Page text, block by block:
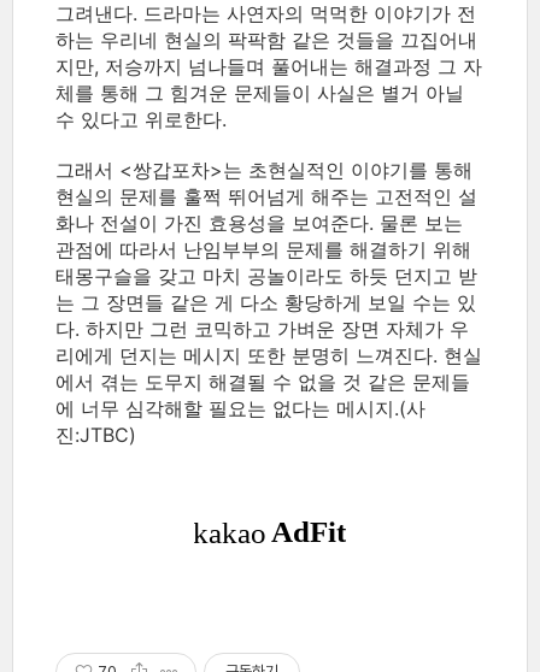
그려낸다. 드라마는 사연자의 먹먹한 이야기가 전
하는 우리네 현실의 팍팍함 같은 것들을 끄집어내
지만, 저승까지 넘나들며 풀어내는 해결과정 그 자
체를 통해 그 힘겨운 문제들이 사실은 별거 아닐
수 있다고 위로한다.
그래서 <쌍갑포차>는 초현실적인 이야기를 통해
현실의 문제를 훌쩍 뛰어넘게 해주는 고전적인 설
화나 전설이 가진 효용성을 보여준다. 물론 보는
관점에 따라서 난임부부의 문제를 해결하기 위해
태몽구슬을 갖고 마치 공놀이라도 하듯 던지고 받
는 그 장면들 같은 게 다소 황당하게 보일 수는 있
다. 하지만 그런 코믹하고 가벼운 장면 자체가 우
리에게 던지는 메시지 또한 분명히 느껴진다. 현실
에서 겪는 도무지 해결될 수 없을 것 같은 문제들
에 너무 심각해할 필요는 없다는 메시지.(사
진:JTBC)